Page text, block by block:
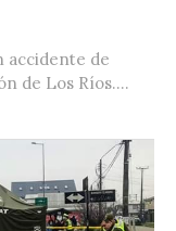
accidente de
de Los Ríos....